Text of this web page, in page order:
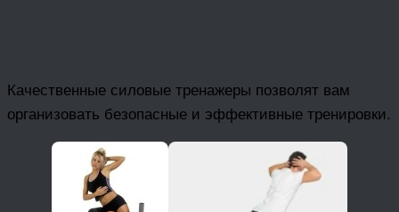
Качественные силовые тренажеры позволят вам
организовать безопасные и эффективные тренировки.